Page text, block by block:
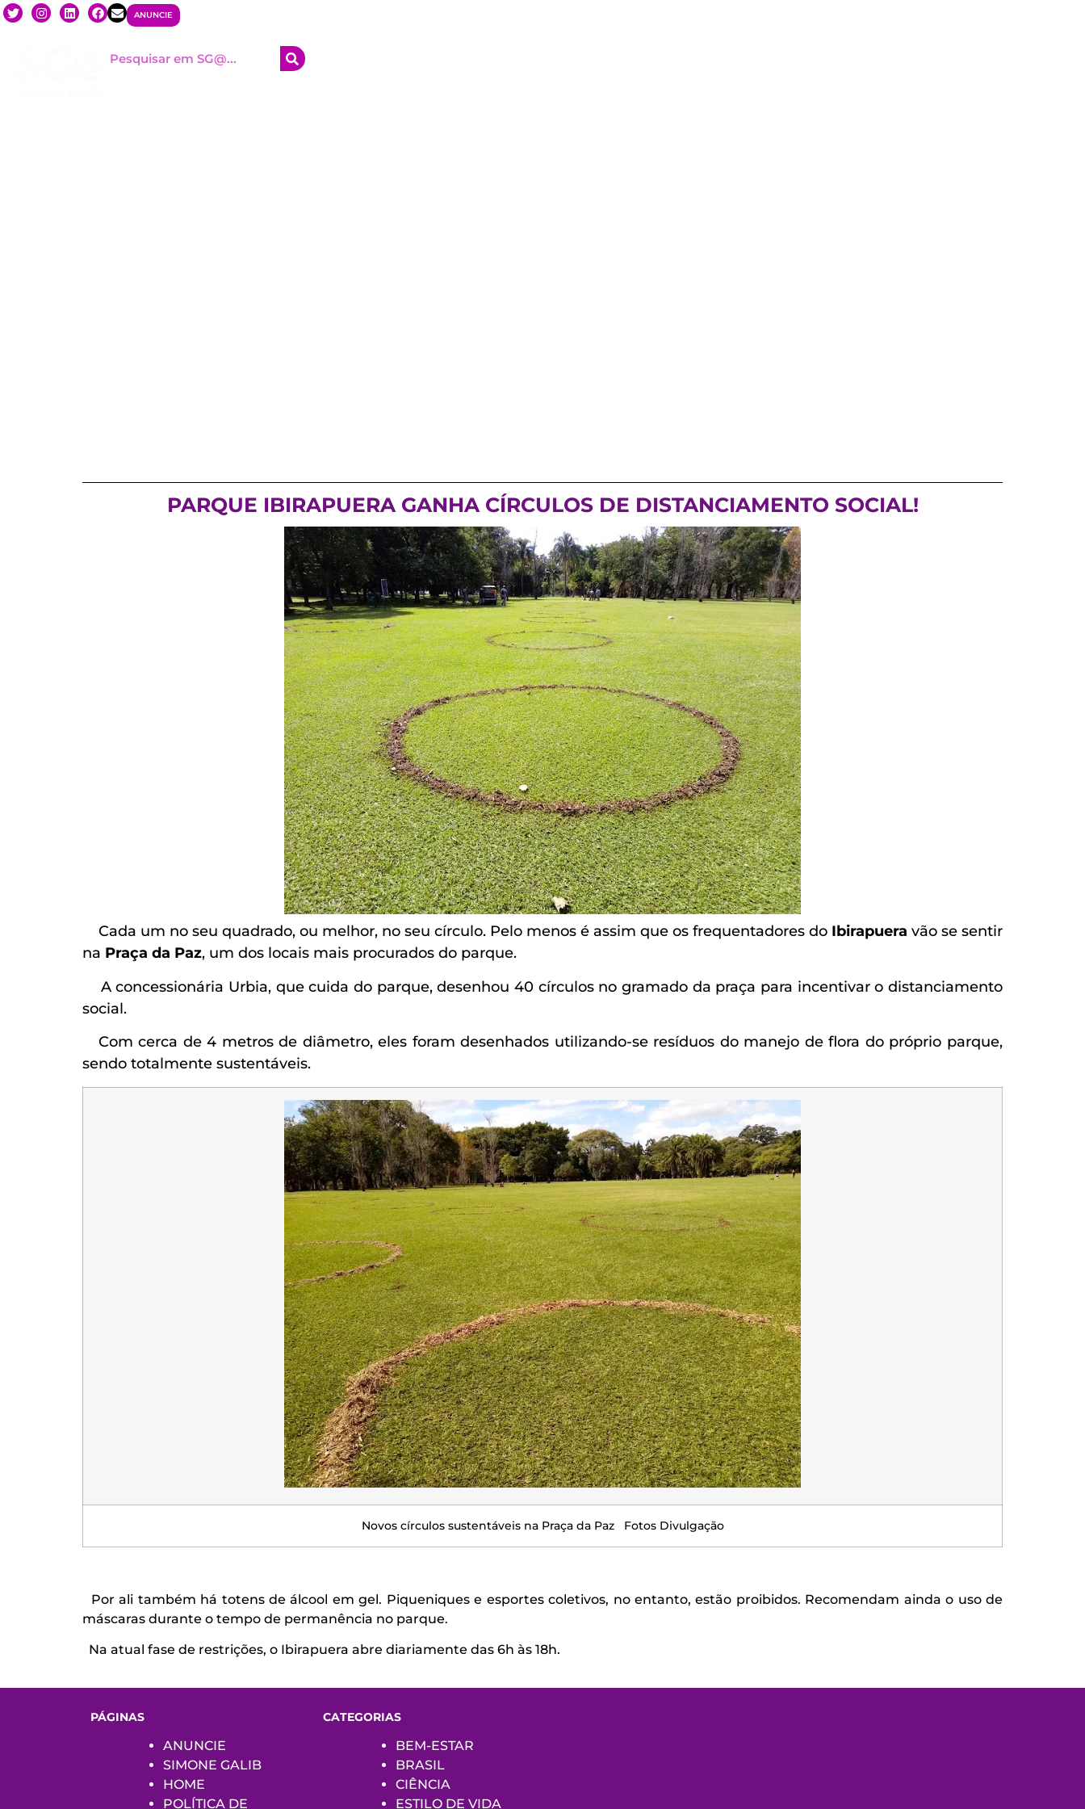
ANUNCIE
PARQUE IBIRAPUERA GANHA CÍRCULOS DE DISTANCIAMENTO SOCIAL!
Cada um no seu quadrado, ou melhor, no seu círculo. Pelo menos é assim que os frequentadores do Ibirapuera vão se sentir
na Praça da Paz, um dos locais mais procurados do parque.
A concessionária Urbia, que cuida do parque, desenhou 40 círculos no gramado da praça para incentivar o distanciamento
social.
Com cerca de 4 metros de diâmetro, eles foram desenhados utilizando-se resíduos do manejo de flora do próprio parque,
sendo totalmente sustentáveis.
Novos círculos sustentáveis na Praça da Paz Fotos Divulgação
Por ali também há totens de álcool em gel. Piqueniques e esportes coletivos, no entanto, estão proibidos. Recomendam ainda o uso de
máscaras durante o tempo de permanência no parque.
Na atual fase de restrições, o Ibirapuera abre diariamente das 6h às 18h.
PÁGINAS
ANUNCIE
SIMONE GALIB
HOME
POLÍTICA DE
CATEGORIAS
BEM-ESTAR
BRASIL
CIÊNCIA
ESTILO DE VIDA